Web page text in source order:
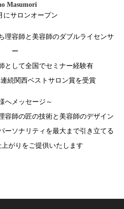
Masumori
にサロンオープン
理容師と美容師のダブルライセンサ
ー
として全国でセミナー経験有
続関西ベストサロン賞を受賞
へメッセージ～
容師の匠の技術と美容師のデザイン
ーソナリティを最大まで引き立てる
がりをご提供いたします